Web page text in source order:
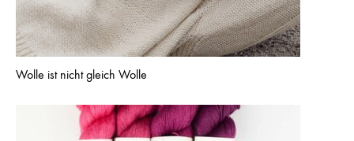
Wolle ist nicht gleich Wolle